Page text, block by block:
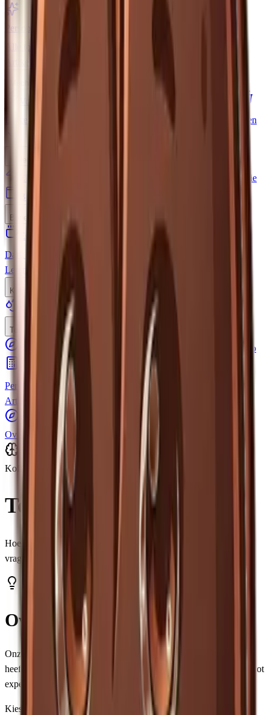
Persoonlijkheidstest
Alle tools bekijken
Volautomaten
Alle machines bekijken
Voor filterkoffie
Bonen
Dark roast
Biologisch
Leren
Koffie zetten
Slow Coffee Koffiesoorten
Tools
Machine keuzehulp Molen keuzehulp
Bonen keuzehulp
Bespaarcalculator
Brew Calculator
Persoonlijkheidstest
Alle tools bekijken
Artikelen
Vind je machine
Over ons
Contact
Koffie Trivia
Test je koffiekennis
Hoeveel weet jij over koffie? Kies je niveau en beantwoord 10
vragen. Van beginner tot expert, er is voor iedereen een uitdaging.
Over de Koffie Quiz
Onze trivia quiz test je kennis over alles wat met koffie te maken
heeft: van de basics zoals het verschil tussen
, tot
expertkennis over
espresso extractie
Kies uit drie niveaus:Noob voor beginners,Kenner